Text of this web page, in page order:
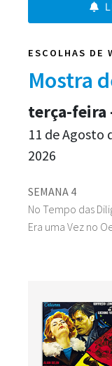
ESCOLHAS DE
Mostra
SEMANA 4
No Tempo das
Era uma Vez no
terça-feira
11 de Agosto
2026